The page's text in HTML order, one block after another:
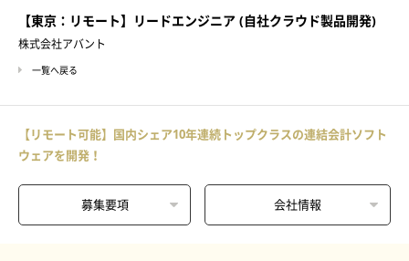
【東京：リモート】リードエンジニア (自社クラウド製品開発)
株式会社アバント
一覧へ戻る
【リモート可能】国内シェア10年連続トップクラスの連結会計ソフト
ウェアを開発！
募集要項 会社情報